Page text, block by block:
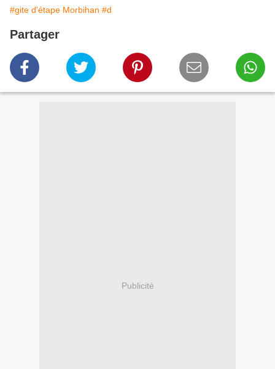
#gite d'étape Morbihan #d
Partager
Publicité